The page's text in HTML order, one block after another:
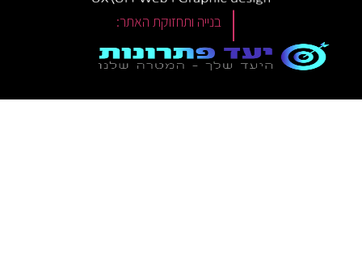
| בנייה ותחזוקת האתר: